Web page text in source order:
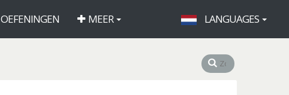
OEFENINGEN MEER LANGUAGES